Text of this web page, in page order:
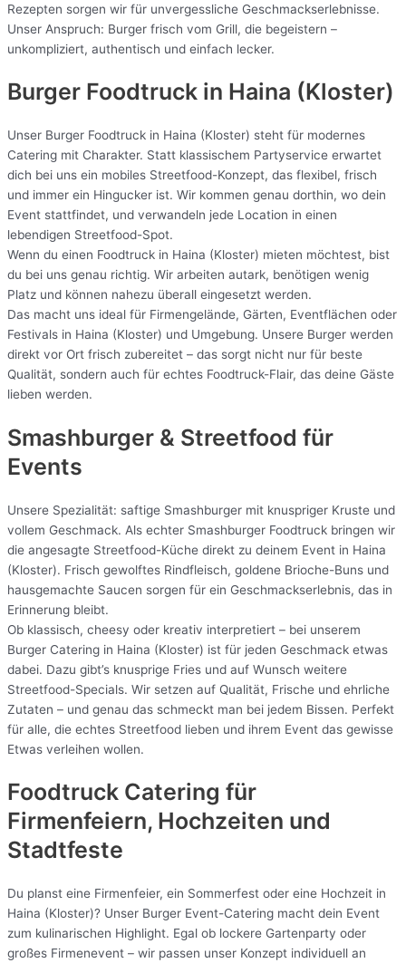
Rezepten sorgen wir für unvergessliche Geschmackserlebnisse.
Unser Anspruch: Burger frisch vom Grill, die begeistern –
unkompliziert, authentisch und einfach lecker.
Burger Foodtruck in Haina (Kloster)
Unser Burger Foodtruck in Haina (Kloster) steht für modernes
Catering mit Charakter. Statt klassischem Partyservice erwartet
dich bei uns ein mobiles Streetfood-Konzept, das flexibel, frisch
und immer ein Hingucker ist. Wir kommen genau dorthin, wo dein
Event stattfindet, und verwandeln jede Location in einen
lebendigen Streetfood-Spot.
Wenn du einen Foodtruck in Haina (Kloster) mieten möchtest, bist
du bei uns genau richtig. Wir arbeiten autark, benötigen wenig
Platz und können nahezu überall eingesetzt werden.
Das macht uns ideal für Firmengelände, Gärten, Eventflächen oder
Festivals in Haina (Kloster) und Umgebung. Unsere Burger werden
direkt vor Ort frisch zubereitet – das sorgt nicht nur für beste
Qualität, sondern auch für echtes Foodtruck-Flair, das deine Gäste
lieben werden.
Smashburger & Streetfood für
Events
Unsere Spezialität: saftige Smashburger mit knuspriger Kruste und
vollem Geschmack. Als echter Smashburger Foodtruck bringen wir
die angesagte Streetfood-Küche direkt zu deinem Event in Haina
(Kloster). Frisch gewolftes Rindfleisch, goldene Brioche-Buns und
hausgemachte Saucen sorgen für ein Geschmackserlebnis, das in
Erinnerung bleibt.
Ob klassisch, cheesy oder kreativ interpretiert – bei unserem
Burger Catering in Haina (Kloster) ist für jeden Geschmack etwas
dabei. Dazu gibt’s knusprige Fries und auf Wunsch weitere
Streetfood-Specials. Wir setzen auf Qualität, Frische und ehrliche
Zutaten – und genau das schmeckt man bei jedem Bissen. Perfekt
für alle, die echtes Streetfood lieben und ihrem Event das gewisse
Etwas verleihen wollen.
Foodtruck Catering für
Firmenfeiern, Hochzeiten und
Stadtfeste
Du planst eine Firmenfeier, ein Sommerfest oder eine Hochzeit in
Haina (Kloster)? Unser Burger Event-Catering macht dein Event
zum kulinarischen Highlight. Egal ob lockere Gartenparty oder
großes Firmenevent – wir passen unser Konzept individuell an